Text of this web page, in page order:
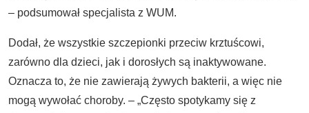
– podsumował specjalista z WUM.
Dodał, że wszystkie szczepionki przeciw krztuścowi,
zarówno dla dzieci, jak i dorosłych są inaktywowane.
Oznacza to, że nie zawierają żywych bakterii, a więc nie
mogą wywołać choroby. – „Często spotykamy się z